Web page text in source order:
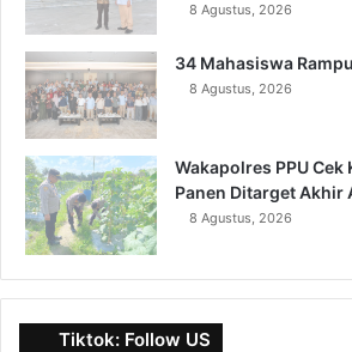
8 Agustus, 2026
34 Mahasiswa
8 Agustus, 2026
Wakapolres PPU Cek
Panen Ditarget Akhir
8 Agustus, 2026
Tiktok: Follow US